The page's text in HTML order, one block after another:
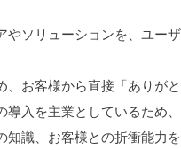
やソリューションを、ユー
、お客様から直接「ありが
導入を主業としているため
知識、お客様との折衝能力